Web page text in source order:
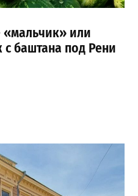
или
баштана под Рени